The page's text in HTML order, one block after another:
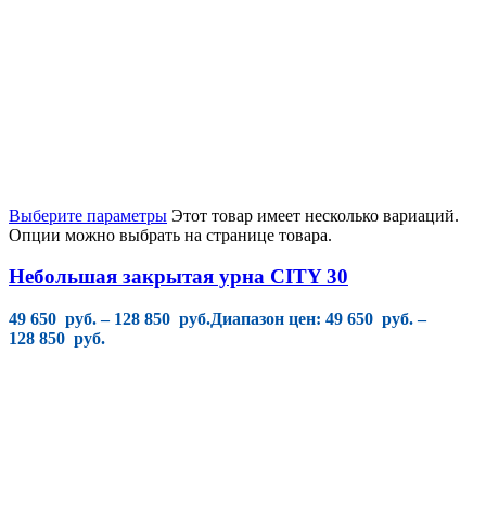
Выберите параметры Этот товар имеет несколько вариаций.
Опции можно выбрать на странице товара.
Небольшая закрытая урна CITY 30
49 650 руб. – 128 850 руб.Диапазон цен: 49 650 руб. –
128 850 руб.